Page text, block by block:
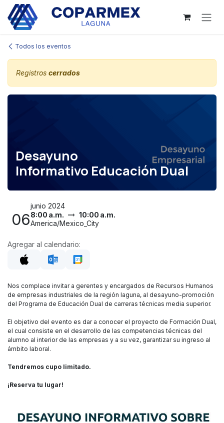
Ir al contenido
Todos los eventos
Registros cerrados
Desayuno
Informativo Educación Dual
06
junio 2024
8:00 a.m.
10:00 a.m.
America/Mexico_City
Agregar al calendario:
Nos complace invitar a gerentes y encargados de Recursos Humanos
de empresas industriales de la región laguna, al desayuno-promoción
del Programa de Educación Dual de carreras técnicas media superior.
El objetivo del evento es dar a conocer el proyecto de Formación Dual,
el cual consiste en el desarrollo de las competencias técnicas del
alumno al interior de las empresas y a su vez, garantizar su ingreso al
ámbito laboral.
Tendremos cupo limitado.
¡Reserva tu lugar!